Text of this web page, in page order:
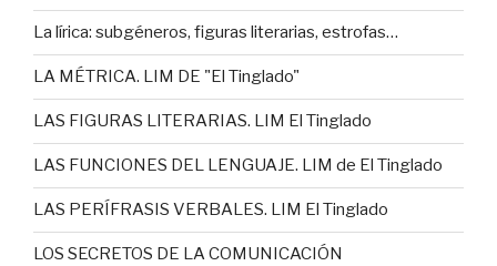
La lírica: subgéneros, figuras literarias, estrofas…
LA MÉTRICA. LIM DE "El Tinglado"
LAS FIGURAS LITERARIAS. LIM El Tinglado
LAS FUNCIONES DEL LENGUAJE. LIM de El Tinglado
LAS PERÍFRASIS VERBALES. LIM El Tinglado
LOS SECRETOS DE LA COMUNICACIÓN